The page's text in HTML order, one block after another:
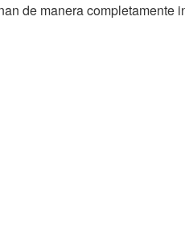
de manera